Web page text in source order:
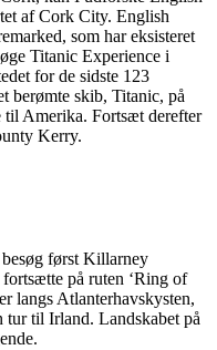
af Cork City. English
som har eksisteret
Titanic Experience i
for de sidste 123
berømte skib, Titanic, på
til Amerika. Fortsæt derefter
Kerry.
først Killarney
på ruten ‘Ring of
langs Atlanterhavskysten,
tur til Irland. Landskabet på